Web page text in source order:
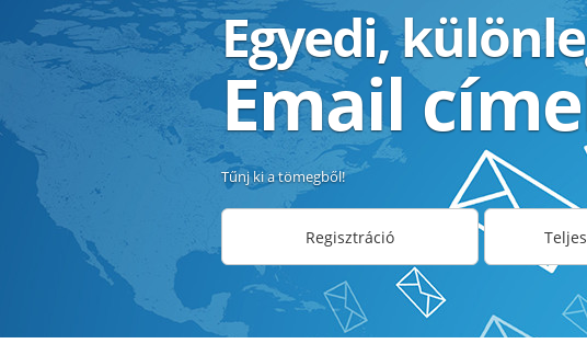
Egyedi,
Email
Tűnj ki a tömegből!
Regisztráció